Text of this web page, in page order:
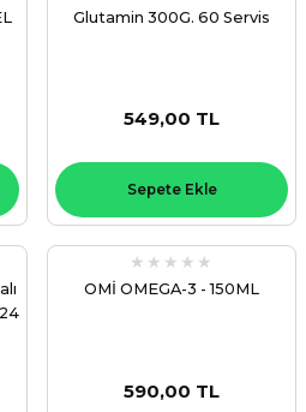
Glutamin 300G. 60 Servis
549,00 TL
Sepete Ekle
OMİ OMEGA-3 - 150ML
590,00 TL